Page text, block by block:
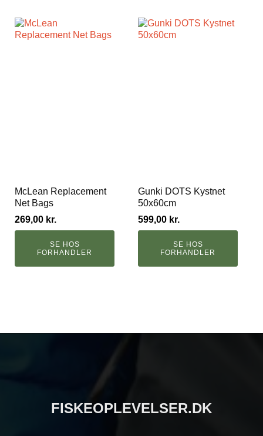
McLean Replacement
Net Bags
269,00 kr.
SE HOS
FORHANDLER
Gunki DOTS Kystnet
50x60cm
599,00 kr.
SE HOS
FORHANDLER
FISKEOPLEVELSER.DK